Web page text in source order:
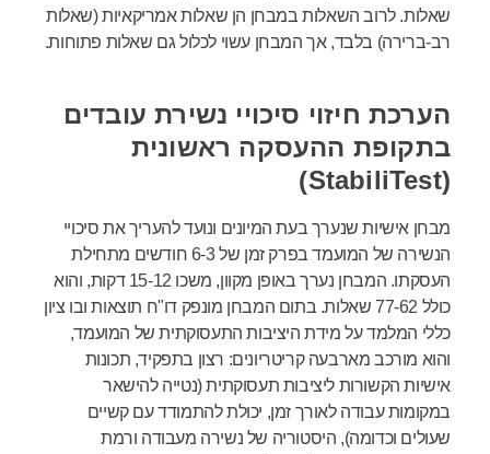
שאלות. לרוב השאלות במבחן הן שאלות אמריקאיות (שאלות
רב-ברירה) בלבד, אך המבחן עשוי לכלול גם שאלות פתוחות.
הערכת חיזוי סיכויי נשירת עובדים
בתקופת ההעסקה ראשונית
(StabiliTest)
מבחן אישיות שנערך בעת המיונים ונועד להעריך את סיכויי
הנשירה של המועמד בפרק זמן של 6-3 חודשים מתחילת
העסקתו. המבחן נערך באופן מקוון, משכו 15-12 דקות, והוא
כולל 77-62 שאלות. בתום המבחן מונפק דו"ח תוצאות ובו ציון
כללי המלמד על מידת היציבות התעסוקתית של המועמד,
והוא מורכב מארבעה קריטריונים: רצון בתפקיד, תכונות
אישיות הקשורות ליציבות תעסוקתית (נטייה להישאר
במקומות עבודה לאורך זמן, יכולת להתמודד עם קשיים
שעולים וכדומה), היסטוריה של נשירה מעבודה ורמת